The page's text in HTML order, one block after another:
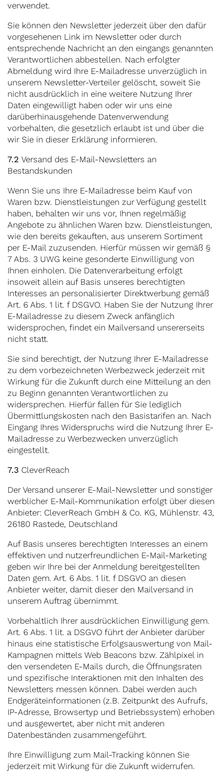
verwendet.
Sie können den Newsletter jederzeit über den dafür
vorgesehenen Link im Newsletter oder durch
entsprechende Nachricht an den eingangs genannten
Verantwortlichen abbestellen. Nach erfolgter
Abmeldung wird Ihre E-Mailadresse unverzüglich in
unserem Newsletter-Verteiler gelöscht, soweit Sie
nicht ausdrücklich in eine weitere Nutzung Ihrer
Daten eingewilligt haben oder wir uns eine
darüberhinausgehende Datenverwendung
vorbehalten, die gesetzlich erlaubt ist und über die
wir Sie in dieser Erklärung informieren.
7.2 Versand des E-Mail-Newsletters an
Bestandskunden
Wenn Sie uns Ihre E-Mailadresse beim Kauf von
Waren bzw. Dienstleistungen zur Verfügung gestellt
haben, behalten wir uns vor, Ihnen regelmäßig
Angebote zu ähnlichen Waren bzw. Dienstleistungen,
wie den bereits gekauften, aus unserem Sortiment
per E-Mail zuzusenden. Hierfür müssen wir gemäß §
7 Abs. 3 UWG keine gesonderte Einwilligung von
Ihnen einholen. Die Datenverarbeitung erfolgt
insoweit allein auf Basis unseres berechtigten
Interesses an personalisierter Direktwerbung gemäß
Art. 6 Abs. 1 lit. f DSGVO. Haben Sie der Nutzung Ihrer
E-Mailadresse zu diesem Zweck anfänglich
widersprochen, findet ein Mailversand unsererseits
nicht statt.
Sie sind berechtigt, der Nutzung Ihrer E-Mailadresse
zu dem vorbezeichneten Werbezweck jederzeit mit
Wirkung für die Zukunft durch eine Mitteilung an den
zu Beginn genannten Verantwortlichen zu
widersprechen. Hierfür fallen für Sie lediglich
Übermittlungskosten nach den Basistarifen an. Nach
Eingang Ihres Widerspruchs wird die Nutzung Ihrer E-
Mailadresse zu Werbezwecken unverzüglich
eingestellt.
7.3 CleverReach
Der Versand unserer E-Mail-Newsletter und sonstiger
werblicher E-Mail-Kommunikation erfolgt über diesen
Anbieter: CleverReach GmbH & Co. KG, Mühlenstr. 43,
26180 Rastede, Deutschland
Auf Basis unseres berechtigten Interesses an einem
effektiven und nutzerfreundlichen E-Mail-Marketing
geben wir Ihre bei der Anmeldung bereitgestellten
Daten gem. Art. 6 Abs. 1 lit. f DSGVO an diesen
Anbieter weiter, damit dieser den Mailversand in
unserem Auftrag übernimmt.
Vorbehaltlich Ihrer ausdrücklichen Einwilligung gem.
Art. 6 Abs. 1 lit. a DSGVO führt der Anbieter darüber
hinaus eine statistische Erfolgsauswertung von Mail-
Kampagnen mittels Web Beacons bzw. Zählpixel in
den versendeten E-Mails durch, die Öffnungsraten
und spezifische Interaktionen mit den Inhalten des
Newsletters messen können. Dabei werden auch
Endgeräteinformationen (z.B. Zeitpunkt des Aufrufs,
IP-Adresse, Browsertyp und Betriebssystem) erhoben
und ausgewertet, aber nicht mit anderen
Datenbeständen zusammengeführt.
Ihre Einwilligung zum Mail-Tracking können Sie
jederzeit mit Wirkung für die Zukunft widerrufen.